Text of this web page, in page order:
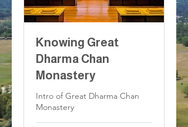
Knowing Great
Dharma Chan
Monastery
Intro of Great Dharma Chan
Monastery